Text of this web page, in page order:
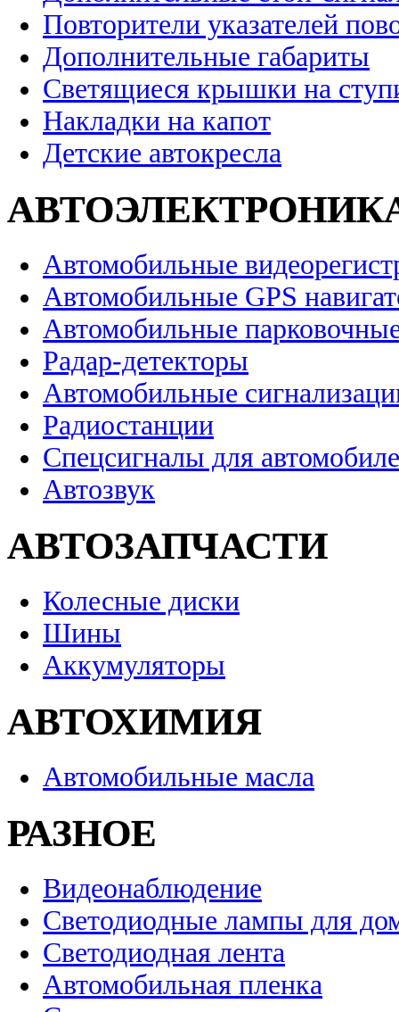
Повторители указателей
Дополнительные габариты
Светящиеся крышки на
Накладки на капот
Детские автокресла
Автомобильные
Автомобильные GPS
Автомобильные
Радар-детекторы
Автомобильные
Радиостанции
Спецсигналы для
Автозвук
АВТОЗАПЧАСТИ
Колесные диски
Шины
Аккумуляторы
АВТОХИМИЯ
Автомобильные масла
РАЗНОЕ
Видеонаблюдение
Светодиодные лампы для
Светодиодная лента
Автомобильная пленка